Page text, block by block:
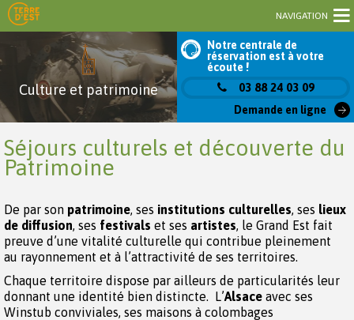
NAVIGATION
Culture et patrimoine
Notre centrale de
réservation est à votre
écoute !
03 88 24 03 09
Demande en ligne
Séjours culturels et découverte du
Patrimoine
De par son patrimoine, ses institutions culturelles, ses lieux
de diffusion, ses festivals et ses artistes, le Grand Est fait
preuve d’une vitalité culturelle qui contribue pleinement
au rayonnement et à l’attractivité de ses territoires.
Chaque territoire dispose par ailleurs de particularités leur
donnant une identité bien distincte. L’Alsaceavec ses
Winstub conviviales, ses maisons à colombages